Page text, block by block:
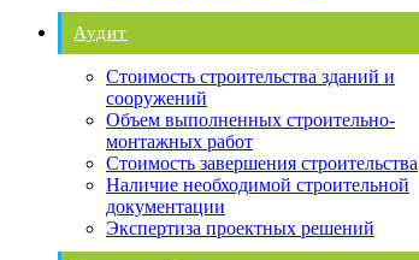
Аудит
Стоимость строительства зданий и
сооружений
Объем выполненных строительно-
монтажных работ
Стоимость завершения строительства
Наличие необходимой строительной
документации
Экспертиза проектных решений